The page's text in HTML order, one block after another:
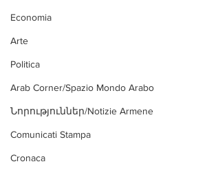
Economia
Arte
Politica
Arab Corner/Spazio Mondo Arabo
Նորություններ/Notizie Armene
Comunicati Stampa
Cronaca